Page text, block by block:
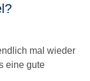
mal wieder
eine gute